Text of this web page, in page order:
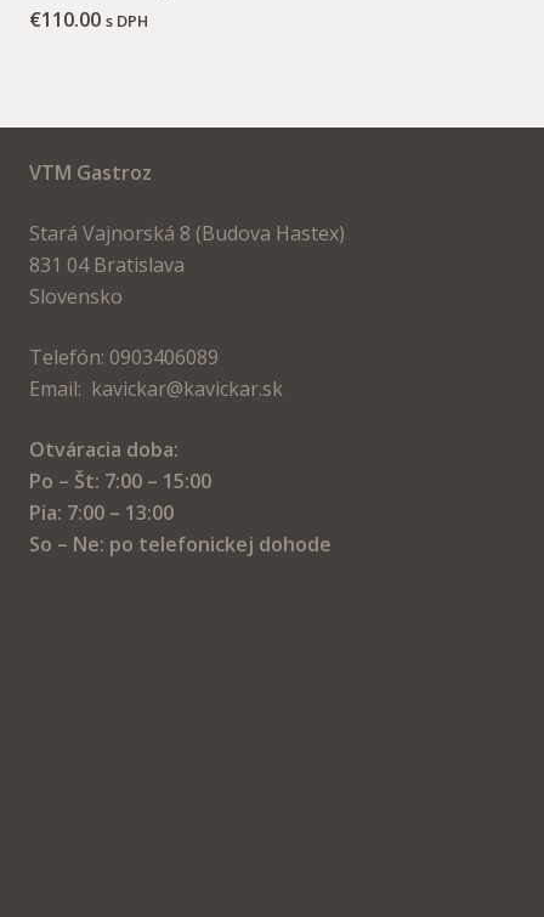
€110.00 s DPH
VTM Gastroz
Stará Vajnorská 8 (Budova Hastex)
831 04 Bratislava
Slovensko
Telefón: 0903406089
Email: kavickar@kavickar.sk
Otváracia doba:
Po – Št: 7:00 – 15:00
Pia: 7:00 – 13:00
So – Ne: po telefonickej dohode